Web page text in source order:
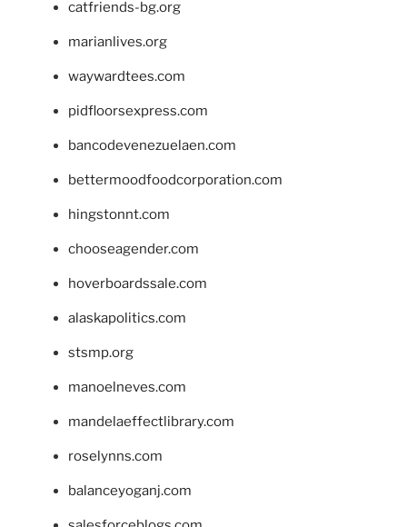
catfriends-bg.org
marianlives.org
waywardtees.com
pidfloorsexpress.com
bancodevenezuelaen.com
bettermoodfoodcorporation.com
hingstonnt.com
chooseagender.com
hoverboardssale.com
alaskapolitics.com
stsmp.org
manoelneves.com
mandelaeffectlibrary.com
roselynns.com
balanceyoganj.com